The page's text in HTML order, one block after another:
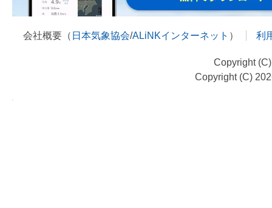
会社概要（ 日本気象協会/ALiNKインターネット ） 利
Copyright
Copyright (C)